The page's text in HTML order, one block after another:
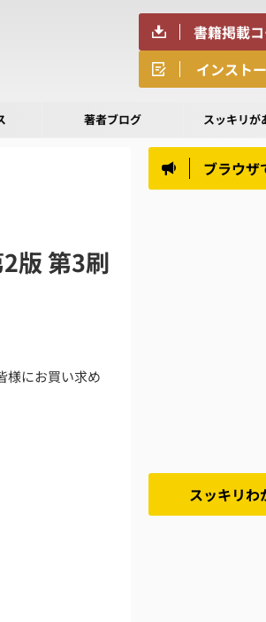
書籍掲載
インスト
著者ブログ スッキリが
版 第3刷
様にお買い求め
ブラウザ
スッキリわ